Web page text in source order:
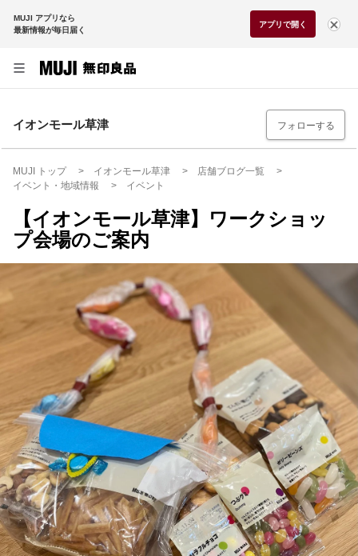
MUJI アプリなら
最新情報が毎日届く
アプリで開く
イオンモール草津 フォローする
MUJI トップ イオンモール草津
店舗ブログ一覧
イベント・地域情報
イベント
【イオンモール草津】ワークショッ
プ会場のご案内